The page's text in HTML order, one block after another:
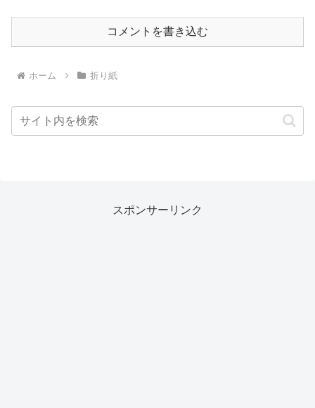
コメントを書き込む
ホーム 折り紙
スポンサーリンク